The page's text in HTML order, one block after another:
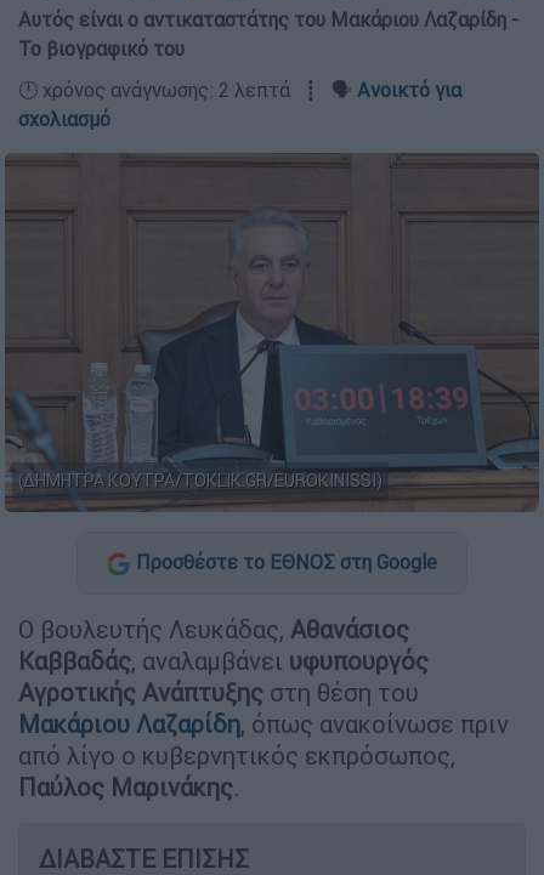
Αυτός είναι ο αντικαταστάτης του Μακάριου Λαζαρίδη -
Το βιογραφικό του
🕛 χρόνος ανάγνωσης: 2 λεπτά ┋ 🗣️ Ανοικτό για
σχολιασμό
(ΔΗΜΗΤΡΑ ΚΟΥΤΡΑ/TOKLIK.GR/EUROKINISSI)
Προσθέστε το ΕΘΝΟΣ στη Google
Ο βουλευτής Λευκάδας, Αθανάσιος
Καββαδάς, αναλαμβάνει υφυπουργός
Αγροτικής Ανάπτυξης στη θέση του
Μακάριου Λαζαρίδη, όπως ανακοίνωσε πριν
από λίγο ο κυβερνητικός εκπρόσωπος,
Παύλος Μαρινάκης.
ΔΙΑΒΑΣΤΕ ΕΠΙΣΗΣ